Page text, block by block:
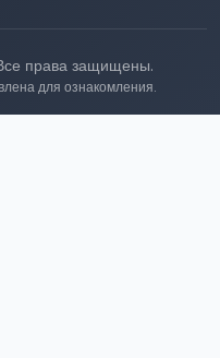
права защищены.
для ознакомления.